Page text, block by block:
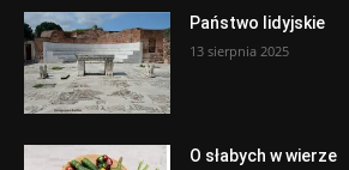
Państwo lidyjskie
13 sierpnia 2025
O słabych w wierze